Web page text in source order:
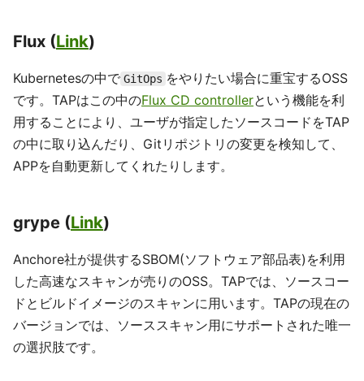
Flux (Link)
Kubernetesの中で GitOps をやりたい場合に重宝するOSS
です。TAPはこの中のFlux CD controllerという機能を利
用することにより、ユーザが指定したソースコードをTAP
の中に取り込んだり、Gitリポジトリの変更を検知して、
APPを自動更新してくれたりします。
grype (Link)
Anchore社が提供するSBOM(ソフトウェア部品表)を利用
した高速なスキャンが売りのOSS。TAPでは、ソースコー
ドとビルドイメージのスキャンに用います。TAPの現在の
バージョンでは、ソーススキャン用にサポートされた唯一
の選択肢です。